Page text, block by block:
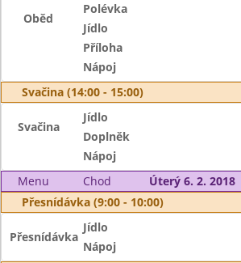
Oběd
Polévka
Jídlo
Příloha
Nápoj
Svačina (14:00 - 15:00)
Svačina
Jídlo
Doplněk
Nápoj
Menu
Chod
Úterý 6. 2. 2018
Přesnídávka (9:00 - 10:00)
Přesnídávka
Jídlo
Nápoj